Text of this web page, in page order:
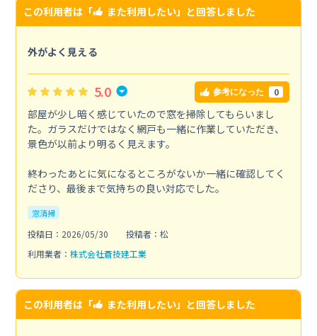
この利用者は「 また利用したい」と回答しました
外がよく見える
5.0 参考になった 0
部屋が少し暗く感じていたので窓を掃除してもらいまし
た。ガラスだけではなく網戸も一緒に作業していただき、
景色が以前より明るく見えます。
終わったあとに気になるところがないか一緒に確認してく
ださり、最後まで気持ちの良い対応でした。
窓清掃
投稿日：2026/05/30
投稿者：松
利用業者： 株式会社蒼技建工業
この利用者は「 また利用したい」と回答しました